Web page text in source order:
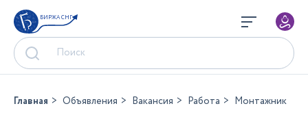
БИРЖА СНГ
Главная Объявления Вакансия Работа Монтажник